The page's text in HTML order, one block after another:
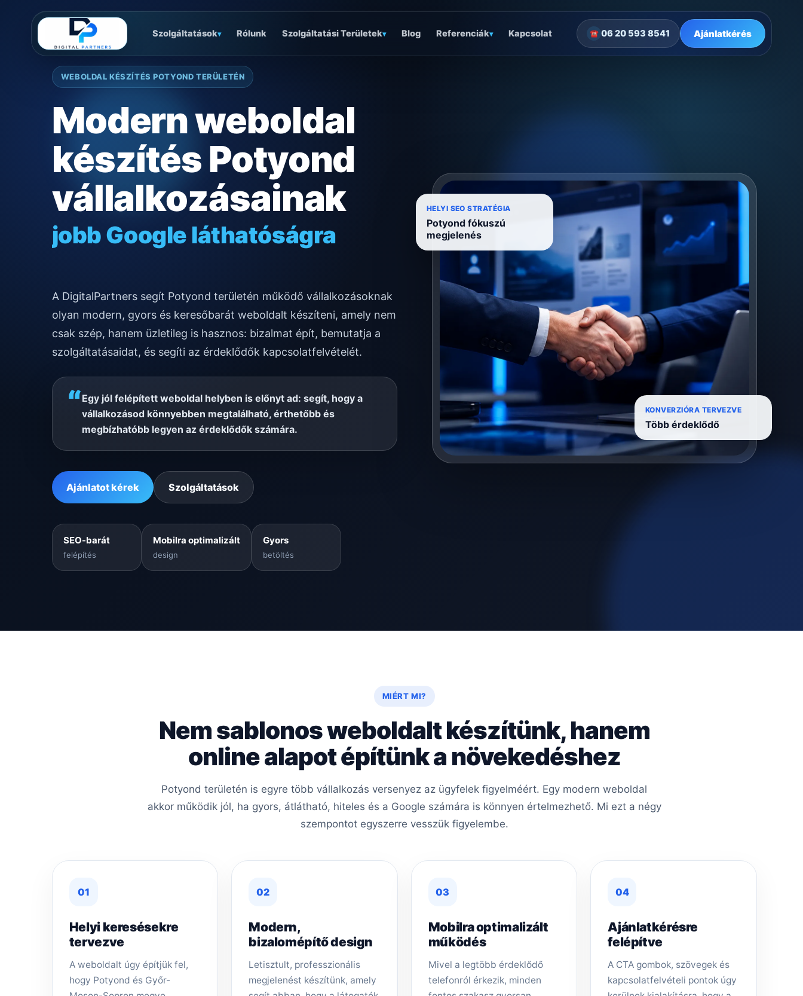
Szolgáltatások▾ Rólunk Szolgáltatási Területek▾ Blog Referenciák▾ Kapcsolat ☎ 06 20 593 8541 Ajánlatkérés
WEBOLDAL KÉSZÍTÉS POTYOND TERÜLETÉN
Modern weboldal
készítés Potyond
vállalkozásainak
jobb Google láthatóságra
gyors mobilos működésre
A DigitalPartners segít Potyond területén működő vállalkozásoknak
olyan modern, gyors és keresőbarát weboldalt készíteni, amely nem
csak szép, hanem üzletileg is hasznos: bizalmat épít, bemutatja a
szolgáltatásaidat, és segíti az érdeklődők kapcsolatfelvételét.
“Egy jól felépített weboldal helyben is előnyt ad: segít, hogy a
vállalkozásod könnyebben megtalálható, érthetőbb és
megbízhatóbb legyen az érdeklődők számára.
Ajánlatot kérek Szolgáltatások
SEO-barát
felépítés
Mobilra optimalizált
design
Gyors
betöltés
HELYI SEO STRATÉGIA
Potyond fókuszú
megjelenés
KONVERZIÓRA TERVEZVE
Több érdeklődő
MIÉRT MI?
Nem sablonos weboldalt készítünk, hanem
online alapot építünk a növekedéshez
Potyond területén is egyre több vállalkozás versenyez az ügyfelek figyelméért. Egy modern weboldal
akkor működik jól, ha gyors, átlátható, hiteles és a Google számára is könnyen értelmezhető. Mi ezt a négy
szempontot egyszerre vesszük figyelembe.
01
Helyi keresésekre
tervezve
A weboldalt úgy építjük fel,
hogy Potyond és Győr-
02
Modern,
bizalomépítő design
Letisztult, professzionális
megjelenést készítünk, amely
03
Mobilra optimalizált
működés
Mivel a legtöbb érdeklődő
telefonról érkezik, minden
04
Ajánlatkérésre
felépítve
A CTA gombok, szövegek és
kapcsolatfelvételi pontok úgy